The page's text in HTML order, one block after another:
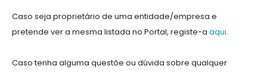
Caso seja proprietário de uma entidade/empresa e
pretende ver a mesma listada no Portal, registe-a aqui.
Caso tenha alguma questõe ou dúvida sobre qualquer